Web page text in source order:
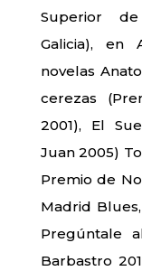
Superior
Galicia), en
novelas
cerezas
2001), El
Juan 2005)
Premio de
Madrid
Pregúntale
Barbastro